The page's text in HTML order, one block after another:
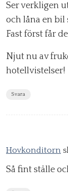
Ser verkligen
och låna en bil
Fast först får
Njut nu av
hotellvistelser!
Svara
Hovkonditorn
Så fint ställe